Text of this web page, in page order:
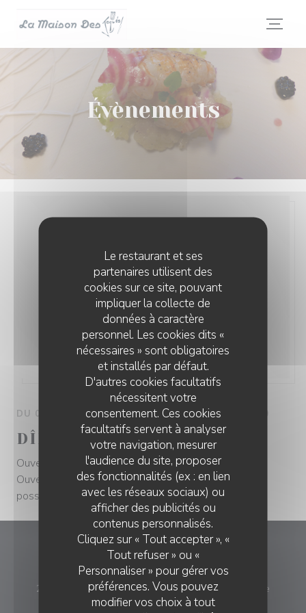
Personnalisation de vos choix en matière de cookies
Le restaurant et ses
partenaires utilisent des
cookies sur ce site, pouvant
impliquer la collecte de
données à caractère
personnel. Les cookies dits «
nécessaires » sont obligatoires
et installés par défaut.
D'autres cookies facultatifs
nécessitent votre
consentement. Ces cookies
facultatifs servent à analyser
votre navigation, mesurer
l'audience du site, proposer
des fonctionnalités (ex : en lien
avec les réseaux sociaux) ou
afficher des publicités ou
contenus personnalisés.
Cliquez sur « Tout accepter », «
Tout refuser » ou «
Personnaliser » pour gérer vos
préférences. Vous pouvez
modifier vos choix à tout
Évènements
DU 05/07/2026 AU 31/08/2026 DE 11H00 À 10H00
DÎNER ET DÉJEUNER
Ouvert dimanche 24 mai midi réservation possible
Ouvert dimanche midi et soir juillet août réservation
possible
LA MAISON DES TOQUÉS
26 rue de la prée aux ducs 85330 Noirmoutier-en-l'Île
02 28 10 15 12